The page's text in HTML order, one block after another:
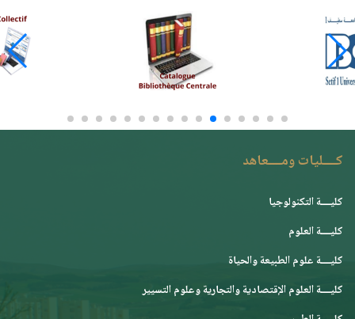
كــــليات ومــــعاهد
كليــــة التكنولوجيا
كليــــة العلوم
كليــــة علوم الطبيعة والحياة
كليــــة العلوم الإقتصادية والتجارية وعلوم التسيير